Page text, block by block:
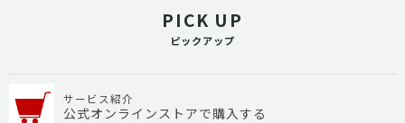
PICK UP
ピックアップ
サービス紹介
公式オンラインストアで購入する